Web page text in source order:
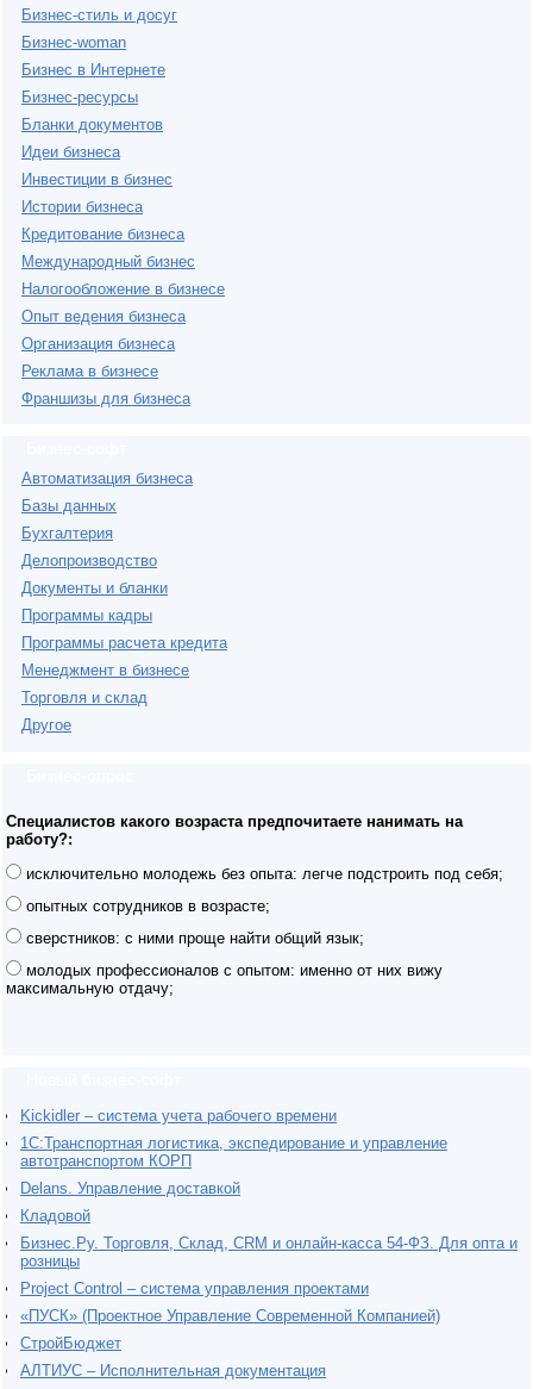
Бизнес-стиль и досуг
Бизнес-woman
Бизнес в Интернете
Бизнес-ресурсы
Бланки документов
Идеи бизнеса
Инвестиции в бизнес
Истории бизнеса
Кредитование бизнеса
Международный бизнес
Налогообложение в бизнесе
Опыт ведения бизнеса
Организация бизнеса
Реклама в бизнесе
Франшизы для бизнеса
Автоматизация бизнеса
Базы данных
Бухгалтерия
Делопроизводство
Документы и бланки
Программы кадры
Программы расчета кредита
Менеджмент в бизнесе
Торговля и склад
Другое
Специалистов какого возраста предпочитаете нанимать на
работу?:
исключительно молодежь без опыта: легче подстроить под себя;
опытных сотрудников в возрасте;
сверстников: с ними проще найти общий язык;
молодых профессионалов с опытом: именно от них вижу
максимальную отдачу;
Kickidler – система учета рабочего времени
1С:Транспортная логистика, экспедирование и управление
автотранспортом КОРП
Delans. Управление доставкой
Кладовой
Бизнес.Ру. Торговля, Склад, CRM и онлайн-касса 54-ФЗ. Для опта и
розницы
Project Сontrol – система управления проектами
«ПУСК» (Проектное Управление Современной Компанией)
СтройБюджет
АЛТИУС – Исполнительная документация